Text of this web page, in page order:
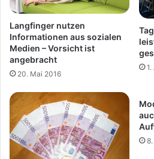
Langfinger nutzen
Informationen aus sozialen
Medien – Vorsicht ist
angebracht
20. Mai 2016